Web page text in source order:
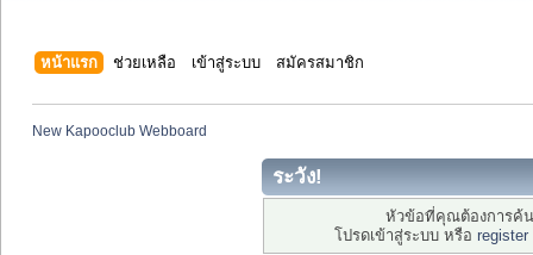
หน้าแรก ช่วยเหลือ เข้าสู่ระบบ สมัครสมาชิก
New Kapooclub Webboard
ระวัง!
หัวข้อที่คุณต้องการค้
โปรดเข้าสู่ระบบ หรือ register